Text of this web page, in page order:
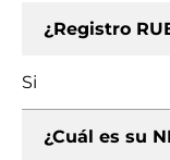
¿Registro
Si
¿Cuál es su